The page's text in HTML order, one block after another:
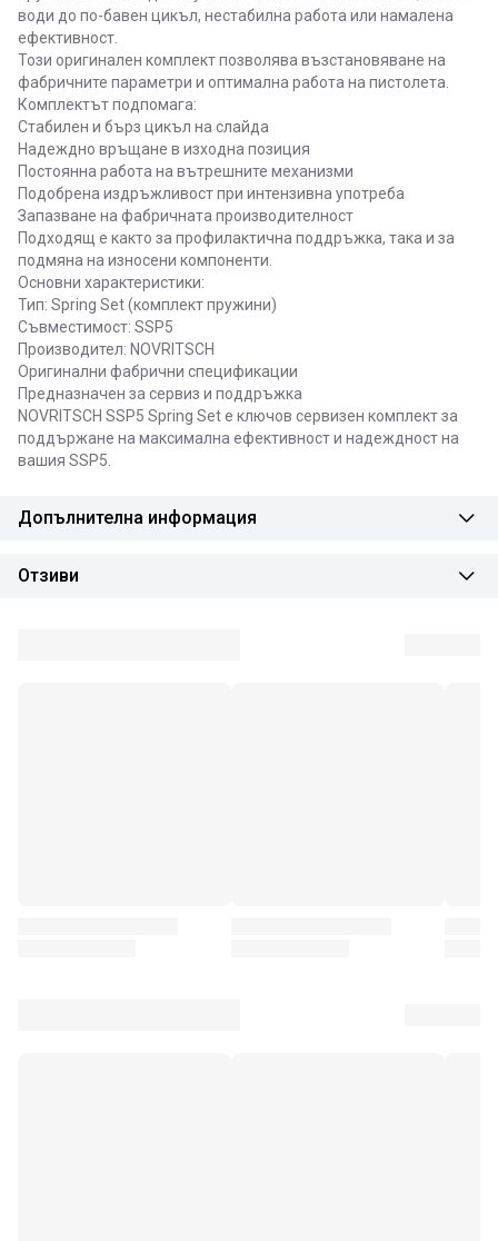
води до по-бавен цикъл, нестабилна работа или намалена
ефективност.
Този оригинален комплект позволява възстановяване на
фабричните параметри и оптимална работа на пистолета.
Комплектът подпомага:
Стабилен и бърз цикъл на слайда
Надеждно връщане в изходна позиция
Постоянна работа на вътрешните механизми
Подобрена издръжливост при интензивна употреба
Запазване на фабричната производителност
Подходящ е както за профилактична поддръжка, така и за
подмяна на износени компоненти.
Основни характеристики:
Тип: Spring Set (комплект пружини)
Съвместимост: SSP5
Производител: NOVRITSCH
Оригинални фабрични спецификации
Предназначен за сервиз и поддръжка
NOVRITSCH SSP5 Spring Set е ключов сервизен комплект за
поддържане на максимална ефективност и надеждност на
вашия SSP5.
Допълнителна информация
Отзиви